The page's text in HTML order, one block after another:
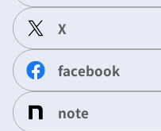
X
facebook
note